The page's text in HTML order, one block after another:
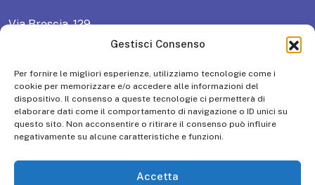
Gestisci Consenso
Per fornire le migliori esperienze, utilizziamo tecnologie come i
cookie per memorizzare e/o accedere alle informazioni del
dispositivo. Il consenso a queste tecnologie ci permetterà di
elaborare dati come il comportamento di navigazione o ID unici su
questo sito. Non acconsentire o ritirare il consenso può influire
negativamente su alcune caratteristiche e funzioni.
Accetta
Via Brescia, 129
25018 Montichiari (BS) ITALY
P.IVA 01581200985 – R.E.A. N° 333445
Capitale Sociale: € 10.516.500,00 i.v.